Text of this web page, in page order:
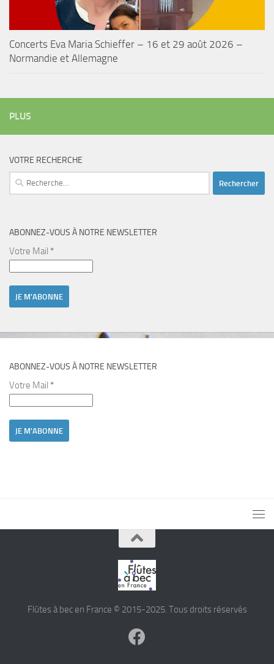
Concerts Eva Maria Schieffer – 16 et 29 août 2026 –
Normandie et Allemagne
PLUS
VOTRE RECHERCHE
Rechercher :
ABONNEZ-VOUS À NOTRE NEWSLETTER
Votre Mail *
ABONNEZ-VOUS À NOTRE NEWSLETTER
Votre Mail *
Flûtes à bec en France © 2015-2025. Tous droits réservés